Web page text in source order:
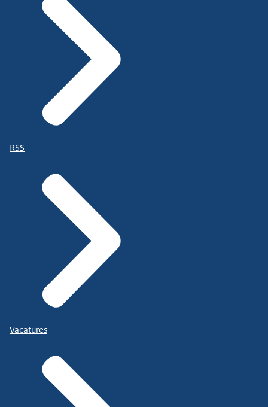
RSS
Vacatures